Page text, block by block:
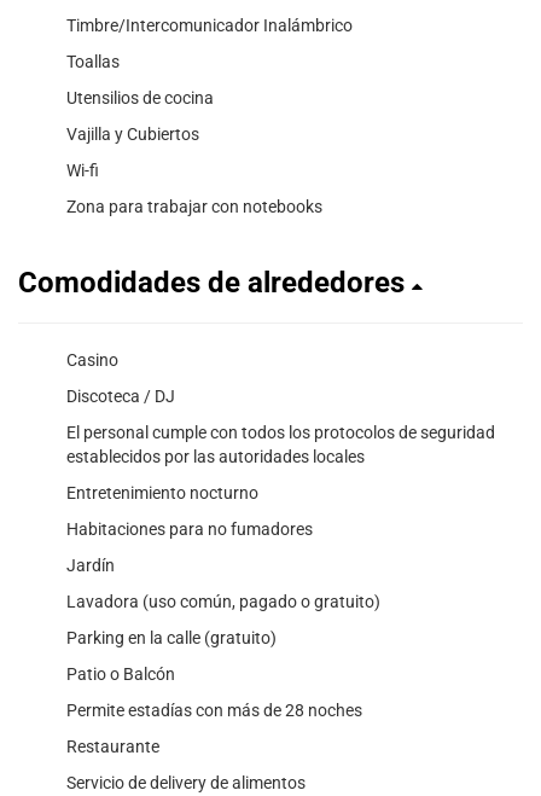
Timbre/Intercomunicador Inalámbrico
Toallas
Utensilios de cocina
Vajilla y Cubiertos
Wi-fi
Zona para trabajar con notebooks
Comodidades de alrededores
Casino
Discoteca / DJ
El personal cumple con todos los protocolos de seguridad
establecidos por las autoridades locales
Entretenimiento nocturno
Habitaciones para no fumadores
Jardín
Lavadora (uso común, pagado o gratuito)
Parking en la calle (gratuito)
Patio o Balcón
Permite estadías con más de 28 noches
Restaurante
Servicio de delivery de alimentos